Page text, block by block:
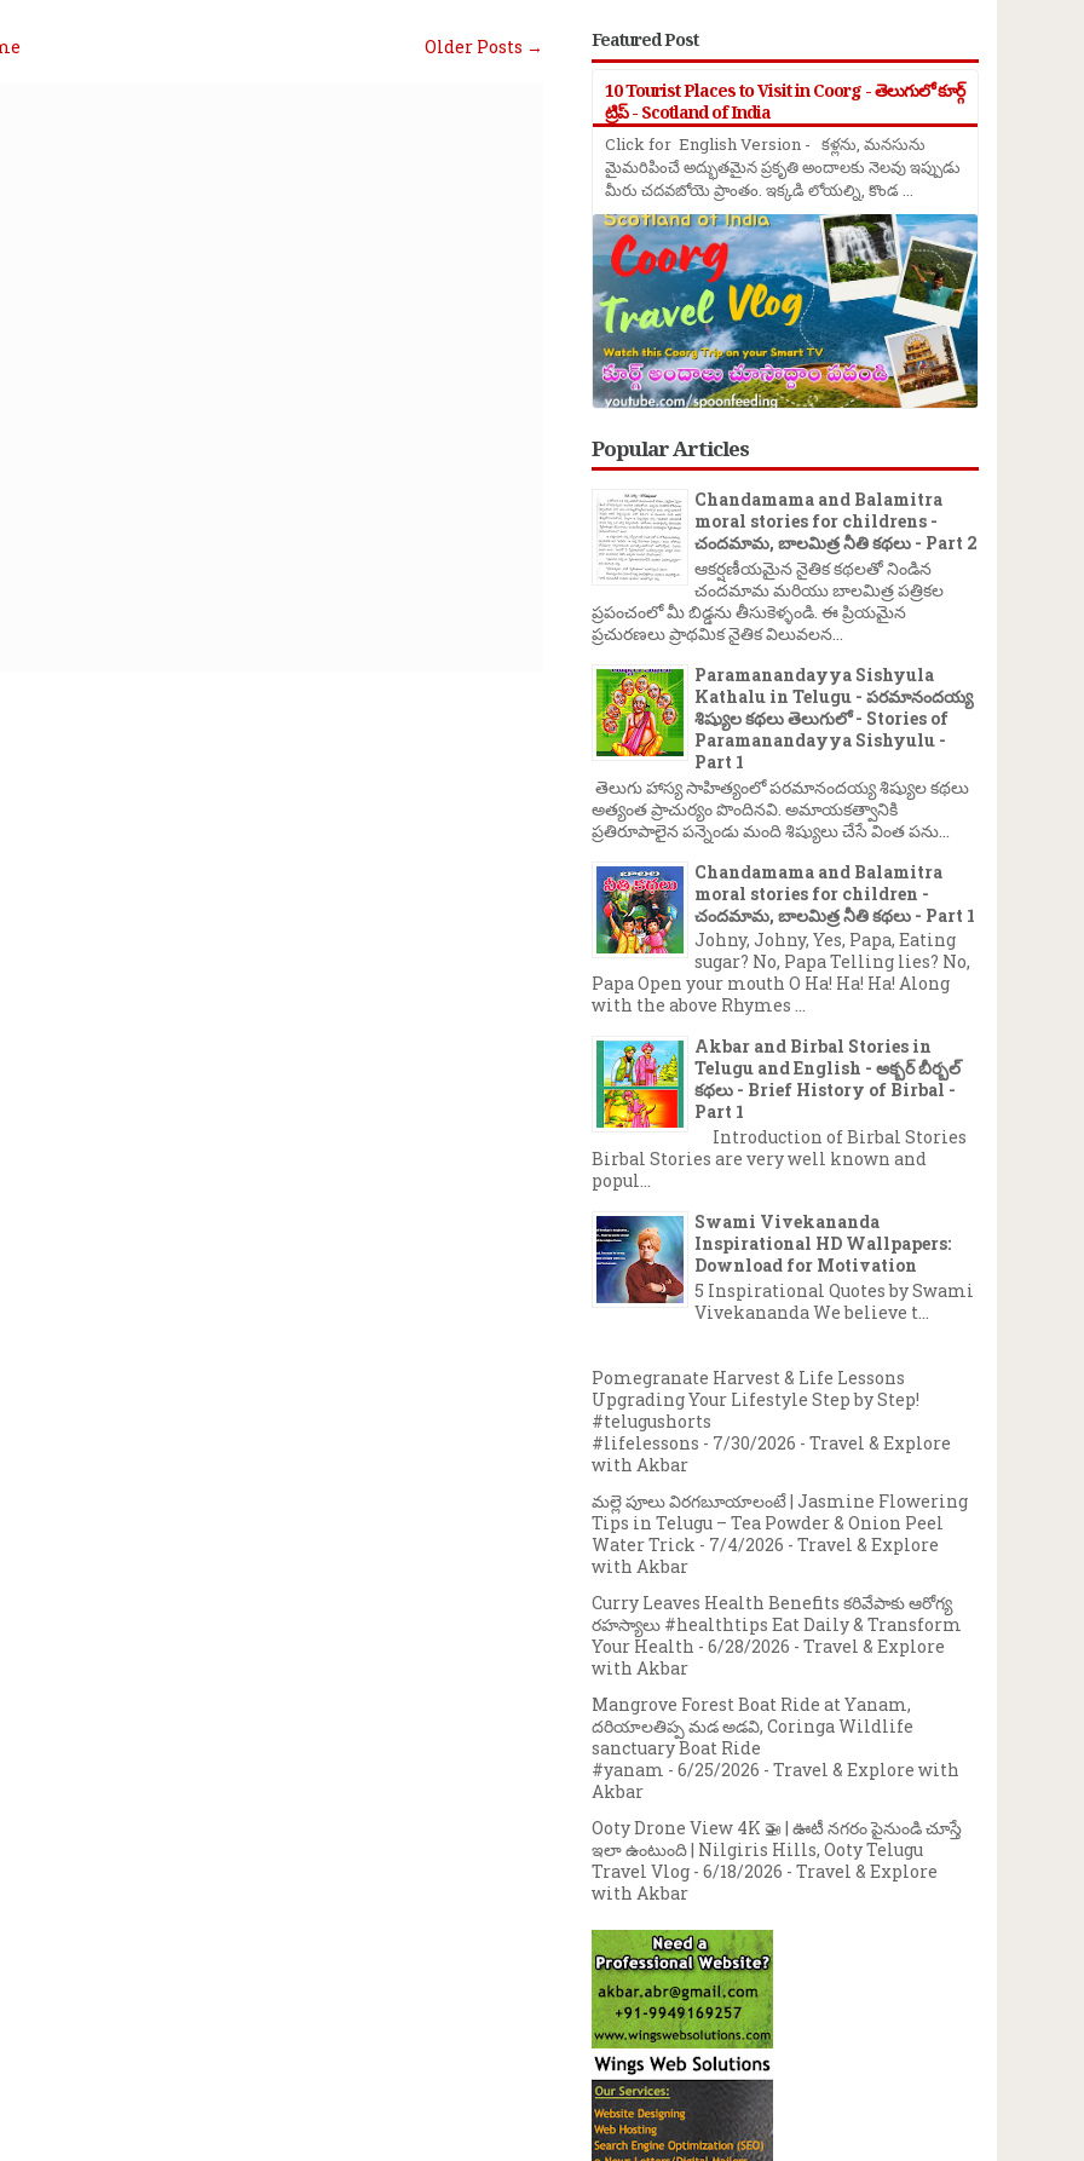
Older Posts → Featured Post
10 Tourist Places to Visit in Coorg - తెలుగులో కూర్గ్
ట్రిప్ - Scotland of India
Click for English Version - కళ్లను, మనసును
మైమరిపించే అద్భుతమైన ప్రకృతి అందాలకు నెలవు ఇప్పుడు
మీరు చదవబోయె ప్రాంతం. ఇక్కడి లోయల్ని, కొండ ...
Popular Articles
Chandamama and Balamitra
moral stories for childrens -
చందమామ, బాలమిత్ర నీతి కథలు - Part 2
ఆకర్షణీయమైన నైతిక కథలతో నిండిన
చందమామ మరియు బాలమిత్ర పత్రికల
ప్రపంచంలో మీ బిడ్డను తీసుకెళ్ళండి. ఈ ప్రియమైన
ప్రచురణలు ప్రాథమిక నైతిక విలువలన...
Paramanandayya Sishyula
Kathalu in Telugu - పరమానందయ్య
శిష్యుల కథలు తెలుగులో - Stories of
Paramanandayya Sishyulu -
Part 1
తెలుగు హాస్య సాహిత్యంలో పరమానందయ్య శిష్యుల కథలు
అత్యంత ప్రాచుర్యం పొందినవి. అమాయకత్వానికి
ప్రతిరూపాలైన పన్నెండు మంది శిష్యులు చేసే వింత పను...
Chandamama and Balamitra
moral stories for children -
చందమామ, బాలమిత్ర నీతి కథలు - Part 1
Johny, Johny, Yes, Papa, Eating
sugar? No, Papa Telling lies? No,
Papa Open your mouth O Ha! Ha! Ha! Along
with the above Rhymes ...
Akbar and Birbal Stories in
Telugu and English - అక్బర్ బీర్బల్
కథలు - Brief History of Birbal -
Part 1
Introduction of Birbal Stories
Birbal Stories are very well known and
popul...
Swami Vivekananda
Inspirational HD Wallpapers:
Download for Motivation
5 Inspirational Quotes by Swami
Vivekananda We believe t...
Pomegranate Harvest & Life Lessons
Upgrading Your Lifestyle Step by Step!
#telugushorts
#lifelessons - 7/30/2026 - Travel & Explore
with Akbar
మల్లె పూలు విరగబూయాలంటే | Jasmine Flowering
Tips in Telugu – Tea Powder & Onion Peel
Water Trick - 7/4/2026 - Travel & Explore
with Akbar
Curry Leaves Health Benefits కరివేపాకు ఆరోగ్య
రహస్యాలు #healthtips Eat Daily & Transform
Your Health - 6/28/2026 - Travel & Explore
with Akbar
Mangrove Forest Boat Ride at Yanam,
దరియాలతిప్ప మడ అడవి, Coringa Wildlife
sanctuary Boat Ride
#yanam - 6/25/2026 - Travel & Explore with
Akbar
Ooty Drone View 4K 🚁 | ఊటీ నగరం పైనుండి చూస్తే
ఇలా ఉంటుంది | Nilgiris Hills, Ooty Telugu
Travel Vlog - 6/18/2026 - Travel & Explore
with Akbar